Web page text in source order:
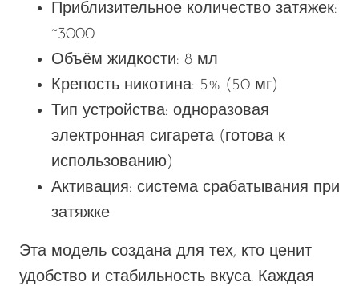
Приблизительное количество затяжек:
~3000
Объём жидкости: 8 мл
Крепость никотина: 5% (50 мг)
Тип устройства: одноразовая
электронная сигарета (готова к
использованию)
Активация: система срабатывания при
затяжке
Эта модель создана для тех, кто ценит
удобство и стабильность вкуса. Каждая